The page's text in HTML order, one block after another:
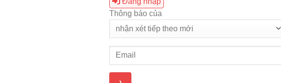
Thông báo của